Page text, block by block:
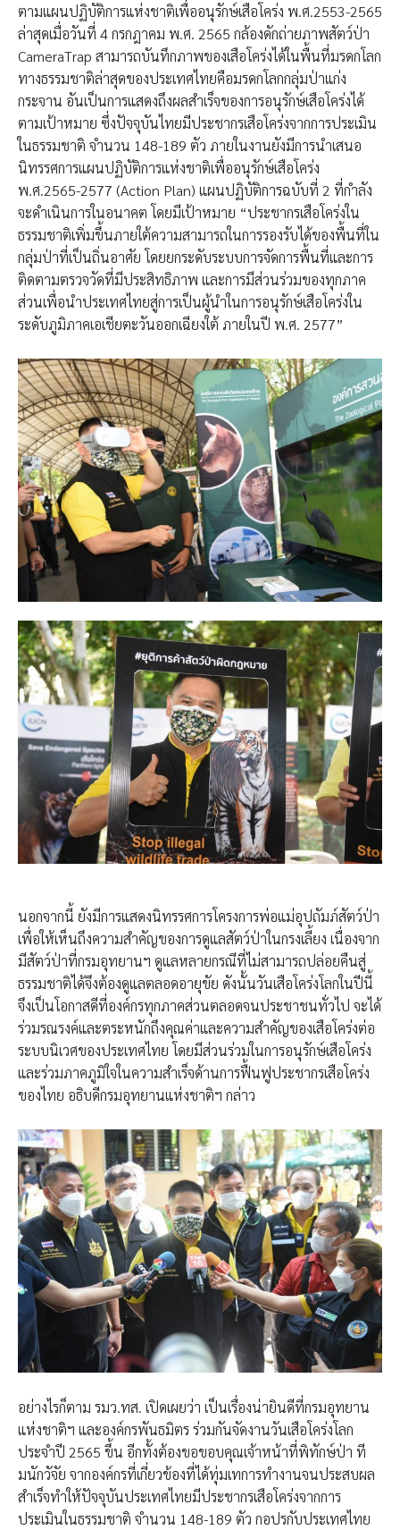
ตามแผนปฏิบัติการแห่งชาติเพื่ออนุรักษ์เสือโคร่ง พ.ศ.2553-2565
ล่าสุดเมื่อวันที่ 4 กรกฎาคม พ.ศ. 2565 กล้องดักถ่ายภาพสัตว์ป่า
CameraTrap สามารถบันทึกภาพของเสือโคร่งได้ในพื้นที่มรดกโลก
ทางธรรมชาติล่าสุดของประเทศไทยคือมรดกโลกกลุ่มป่าแก่ง
กระจาน อันเป็นการแสดงถึงผลสำเร็จของการอนุรักษ์เสือโคร่งได้
ตามเป้าหมาย ซึ่งปัจจุบันไทยมีประชากรเสือโคร่งจากการประเมิน
ในธรรมชาติ จำนวน 148-189 ตัว ภายในงานยังมีการนำเสนอ
นิทรรศการแผนปฏิบัติการแห่งชาติเพื่ออนุรักษ์เสือโคร่ง
พ.ศ.2565-2577 (Action Plan) แผนปฏิบัติการฉบับที่ 2 ที่กำลัง
จะดำเนินการในอนาคต โดยมีเป้าหมาย “ประชากรเสือโคร่งใน
ธรรมชาติเพิ่มขึ้นภายใต้ความสามารถในการรองรับได้ของพื้นที่ใน
กลุ่มป่าที่เป็นถิ่นอาศัย โดยยกระดับระบบการจัดการพื้นที่และการ
ติดตามตรวจวัดที่มีประสิทธิภาพ และการมีส่วนร่วมของทุกภาค
ส่วนเพื่อนำประเทศไทยสู่การเป็นผู้นำในการอนุรักษ์เสือโคร่งใน
ระดับภูมิภาคเอเชียตะวันออกเฉียงใต้ ภายในปี พ.ศ. 2577”
นอกจากนี้ ยังมีการแสดงนิทรรศการโครงการพ่อแม่อุปถัมภ์สัตว์ป่า
เพื่อให้เห็นถึงความสำคัญของการดูแลสัตว์ป่าในกรงเลี้ยง เนื่องจาก
มีสัตว์ป่าที่กรมอุทยานฯ ดูแลหลายกรณีที่ไม่สามารถปล่อยคืนสู่
ธรรมชาติได้จึงต้องดูแลตลอดอายุขัย ดังนั้นวันเสือโคร่งโลกในปีนี้
จึงเป็นโอกาสดีที่องค์กรทุกภาคส่วนตลอดจนประชาชนทั่วไป จะได้
ร่วมรณรงค์และตระหนักถึงคุณค่าและความสำคัญของเสือโคร่งต่อ
ระบบนิเวศของประเทศไทย โดยมีส่วนร่วมในการอนุรักษ์เสือโคร่ง
และร่วมภาคภูมิใจในความสำเร็จด้านการฟื้นฟูประชากรเสือโคร่ง
ของไทย อธิบดีกรมอุทยานแห่งชาติฯ กล่าว
อย่างไรก็ตาม รมว.ทส. เปิดเผยว่า เป็นเรื่องน่ายินดีที่กรมอุทยาน
แห่งชาติฯ และองค์กรพันธมิตร ร่วมกันจัดงานวันเสือโคร่งโลก
ประจำปี 2565 ขึ้น อีกทั้งต้องขอขอบคุณเจ้าหน้าที่พิทักษ์ป่า ที
มนักวัจัย จากองค์กรที่เกี่ยวข้องที่ได้ทุ่มเทการทำงานจนประสบผล
สำเร็จทำให้ปัจจุบันประเทศไทยมีประชากรเสือโคร่งจากการ
ประเมินในธรรมชาติ จำนวน 148-189 ตัว กอปรกับประเทศไทย